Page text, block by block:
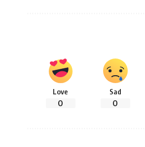
Love
0
Sad
0